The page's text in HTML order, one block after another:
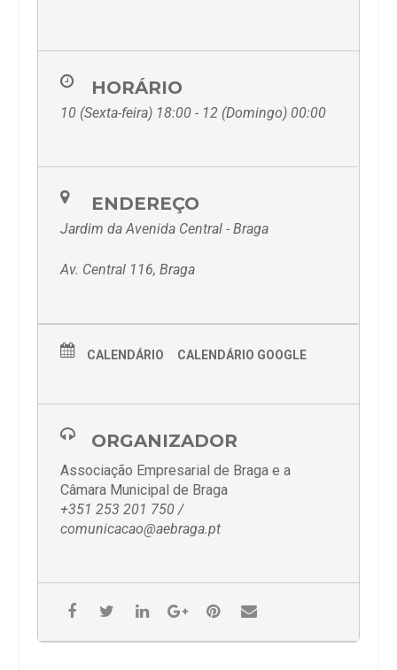
HORÁRIO
10 (Sexta-feira) 18:00 - 12 (Domingo) 00:00
ENDEREÇO
Jardim da Avenida Central - Braga
Av. Central 116, Braga
CALENDÁRIO CALENDÁRIO GOOGLE
ORGANIZADOR
Associação Empresarial de Braga e a
Câmara Municipal de Braga
+351 253 201 750 /
comunicacao@aebraga.pt